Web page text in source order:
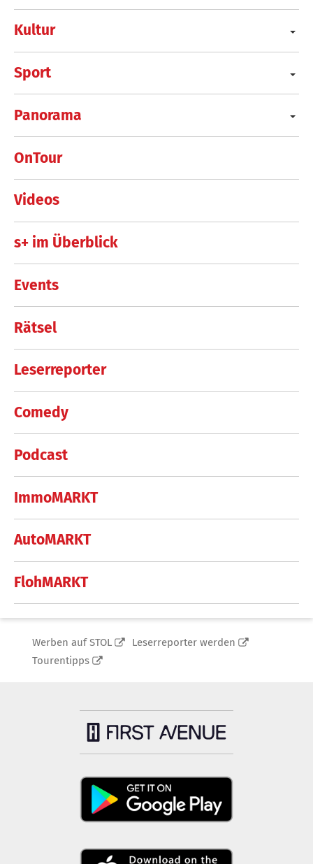
Kultur
Sport
Panorama
OnTour
Videos
s+ im Überblick
Events
Rätsel
Leserreporter
Comedy
Podcast
ImmoMARKT
AutoMARKT
FlohMARKT
Werben auf STOL
Leserreporter werden
Tourentipps